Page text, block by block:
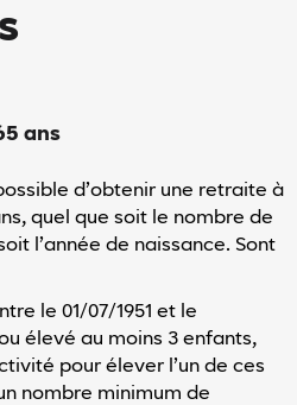
ans
d’obtenir une retraite à
quel que soit le nombre de
l’année de naissance. Sont
le 01/07/1951 et le
élevé au moins 3 enfants,
pour élever l’un de ces
nombre minimum de